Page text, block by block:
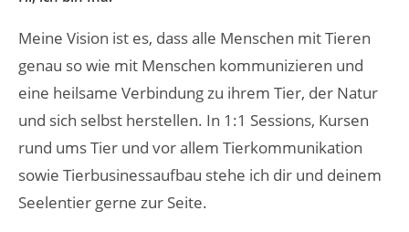
Meine Vision ist es, dass alle Menschen mit Tieren
genau so wie mit Menschen kommunizieren und
eine heilsame Verbindung zu ihrem Tier, der Natur
und sich selbst herstellen. In 1:1 Sessions, Kursen
rund ums Tier und vor allem Tierkommunikation
sowie Tierbusinessaufbau stehe ich dir und deinem
Seelentier gerne zur Seite.